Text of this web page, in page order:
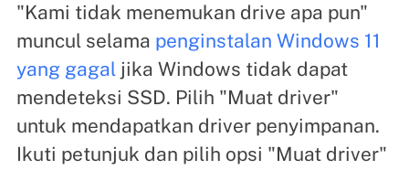
"Kami tidak menemukan drive apa pun"
muncul selama penginstalan Windows 11
yang gagaljika Windows tidak dapat
mendeteksi SSD. Pilih "Muat driver"
untuk mendapatkan driver penyimpanan.
Ikuti petunjuk dan pilih opsi "Muat driver"